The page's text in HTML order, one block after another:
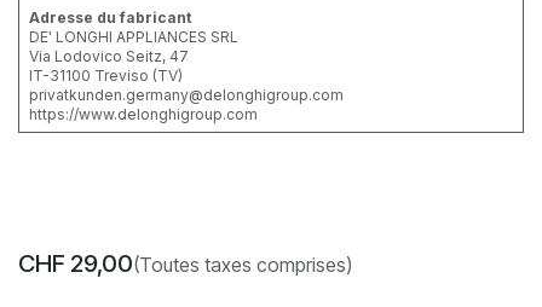
Adresse du fabricant
DE' LONGHI APPLIANCES SRL
Via Lodovico Seitz, 47
IT-31100 Treviso (TV)
privatkunden.germany@delonghigroup.com
https://www.delonghigroup.com
CHF 29,00(Toutes taxes comprises)